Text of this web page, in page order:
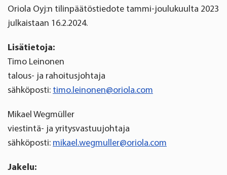
Oriola Oyj:n tilinpäätöstiedote tammi-joulukuulta 2023
julkaistaan 16.2.2024.
Lisätietoja:
Timo Leinonen
talous- ja rahoitusjohtaja
sähköposti: timo.leinonen@oriola.com
Mikael Wegmüller
viestintä- ja yritysvastuujohtaja
sähköposti: mikael.wegmuller@oriola.com
Jakelu: